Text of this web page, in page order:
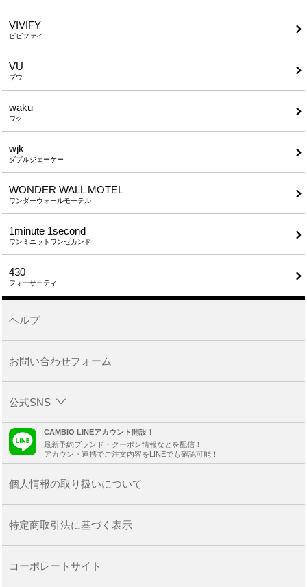
VIVIFY
ビビファイ
VU
ブウ
waku
ワク
wjk
ダブルジェーケー
WONDER WALL MOTEL
ワンダーウォールモーテル
1minute​ 1second
ワンミニットワンセカンド
430
フォーサーティ
ヘルプ
お問い合わせフォーム
公式SNS
CAMBIO LINEアカウント開設！
最新予約ブランド・クーポン情報などを配信！
アカウント連携でご注文内容をLINEでも確認可能！
個人情報の取り扱いについて
特定商取引法に基づく表示
コーポレートサイト